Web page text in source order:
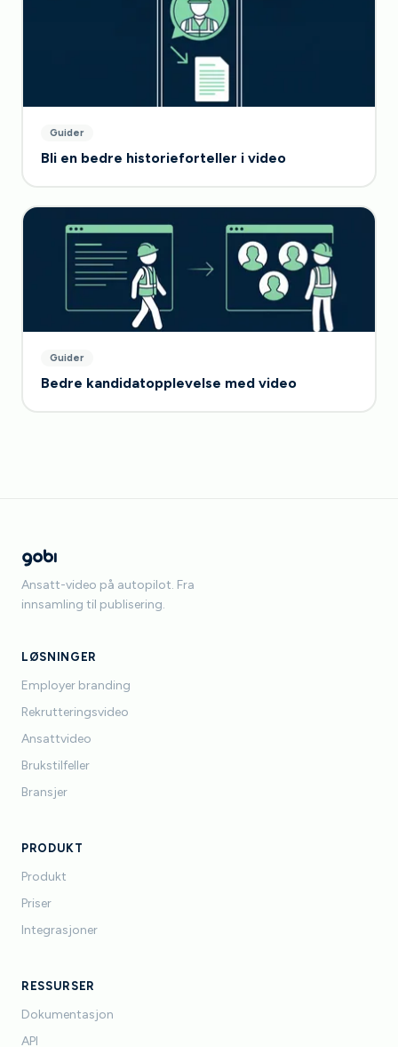
Guider
Bli en bedre historieforteller i video
Guider
Bedre kandidatopplevelse med video
Ansatt-video på autopilot. Fra
innsamling til publisering.
LØSNINGER
Employer branding
Rekrutteringsvideo
Ansattvideo
Brukstilfeller
Bransjer
PRODUKT
Produkt
Priser
Integrasjoner
RESSURSER
Dokumentasjon
API